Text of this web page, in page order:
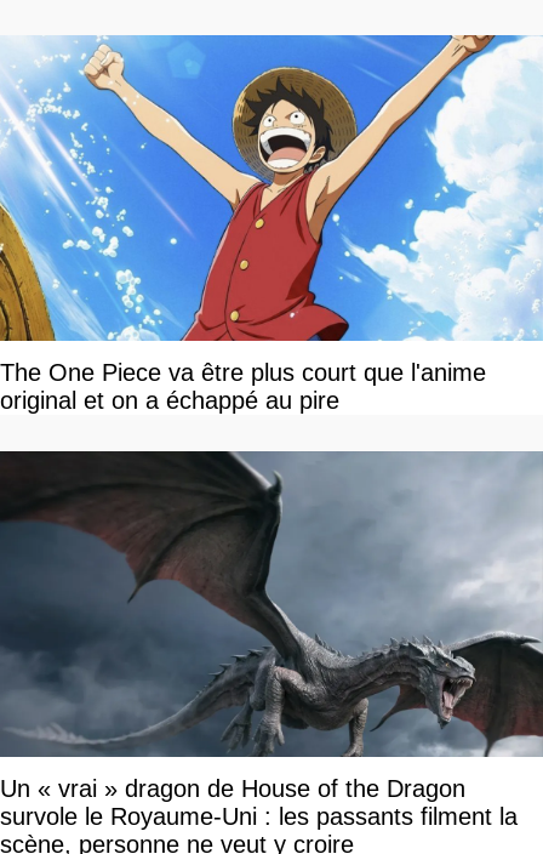
The One Piece va être plus court que l'anime
original et on a échappé au pire
Un « vrai » dragon de House of the Dragon
survole le Royaume-Uni : les passants filment la
scène, personne ne veut y croire